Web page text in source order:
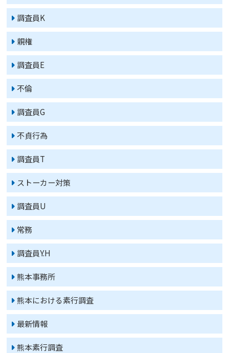
調査員K
親権
調査員E
不倫
調査員G
不貞行為
調査員T
ストーカー対策
調査員U
常務
調査員Y.H
熊本事務所
熊本における素行調査
最新情報
熊本素行調査